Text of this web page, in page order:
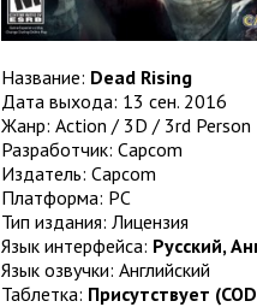
Название: Dead Rising
Дата выхода: 13 сен. 2016
Жанр: Action / 3D / 3rd Person
Разработчик: Capcom
Издатель: Capcom
Платформа: PC
Тип издания: Лицензия
Язык интерфейса: Русский,
Язык озвучки: Английский
Таблетка: Присутствует